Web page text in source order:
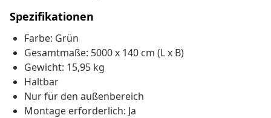
Spezifikationen
Farbe: Grün
Gesamtmaße: 5000 x 140 cm (L x B)
Gewicht: 15,95 kg
Haltbar
Nur für den außenbereich
Montage erforderlich: Ja